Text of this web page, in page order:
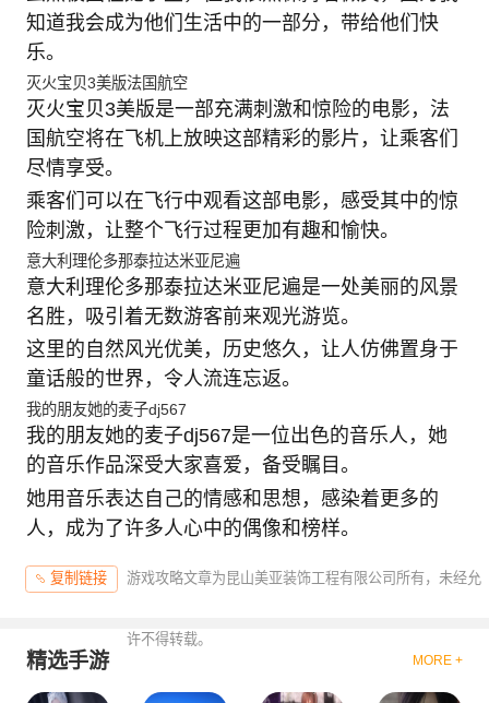
知道我会成为他们生活中的一部分，带给他们快
乐。
灭火宝贝3美版法国航空
灭火宝贝3美版是一部充满刺激和惊险的电影，法
国航空将在飞机上放映这部精彩的影片，让乘客们
尽情享受。
乘客们可以在飞行中观看这部电影，感受其中的惊
险刺激，让整个飞行过程更加有趣和愉快。
意大利理伦多那泰拉达米亚尼遍
意大利理伦多那泰拉达米亚尼遍是一处美丽的风景
名胜，吸引着无数游客前来观光游览。
这里的自然风光优美，历史悠久，让人仿佛置身于
童话般的世界，令人流连忘返。
我的朋友她的麦子dj567
我的朋友她的麦子dj567是一位出色的音乐人，她
的音乐作品深受大家喜爱，备受瞩目。
她用音乐表达自己的情感和思想，感染着更多的
人，成为了许多人心中的偶像和榜样。
复制链接 游戏攻略文章为昆山美亚装饰工程有限公司所有，未经允
许不得转载。
精选手游 MORE +